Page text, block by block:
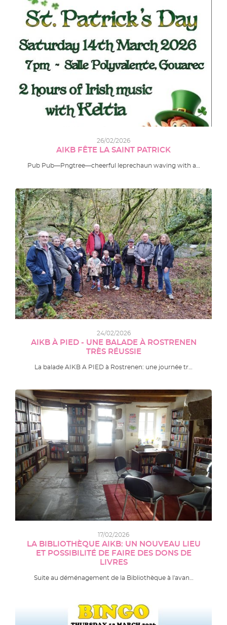
26/02/2026
AIKB FÊTE LA SAINT PATRICK
Pub Pub—Pngtree—cheerful leprechaun waving with a…
24/02/2026
AIKB À PIED - UNE BALADE À ROSTRENEN
TRÈS RÉUSSIE
La balade AIKB A PIED à Rostrenen: une journée tr…
17/02/2026
LA BIBLIOTHÈQUE AIKB: UN NOUVEAU LIEU
ET POSSIBILITÉ DE FAIRE DES DONS DE
LIVRES
Suite au déménagement de la Bibliothèque à l'avan…